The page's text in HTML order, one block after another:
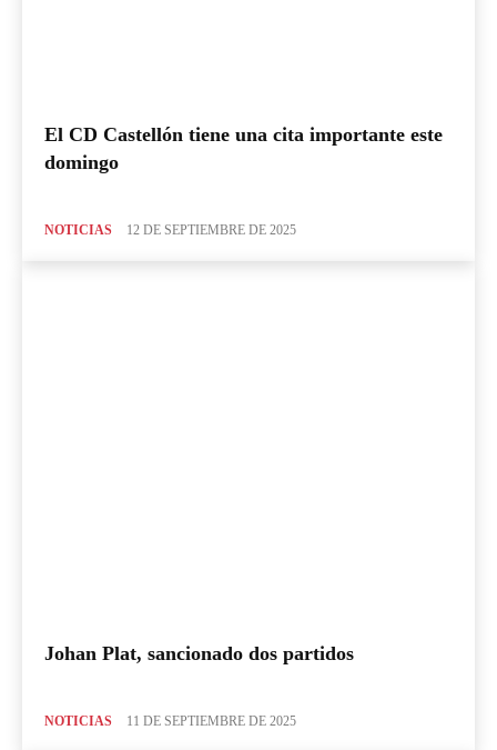
El CD Castellón tiene una cita importante este
domingo
NOTICIAS 12 DE SEPTIEMBRE DE 2025
Johan Plat, sancionado dos partidos
NOTICIAS 11 DE SEPTIEMBRE DE 2025